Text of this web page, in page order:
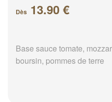
Dès 13.90 €
Base sauce tomate,
boursin, pommes de terre